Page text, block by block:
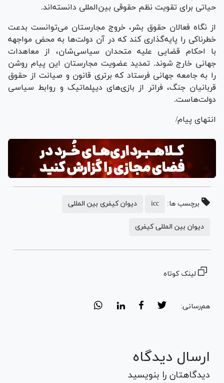
حیاتی برای تقویت نظم حقوقی بین‌المللی دانسته‌اند.
از نگاه فعالان حقوق بشر، خروج مجارستان می‌توانست بدعت
خطرناکی را پایه‌گذاری کند که در آن دولت‌ها به محض مواجهه
با احکام قضایی علیه متحدان سیاسی‌شان، از معاهدات
جهانی خارج شوند. تمدید عضویت مجارستان این پیام روشن
را به جامعه جهانی فرستاد که برتری قانون و صیانت از حقوق
قربانیان جنگ، فراتر از بازی‌های دیپلماتیک و روابط سیاسی
دولت‌هاست.
انتهای پیام/
برچسب ها: icc دیوان کیفری بین المللی
دیوان بین المللی کیفری
لینک کوتاه
هم‌رسانی:
ارسال دیدگاه
دیدگاهتان را بنویسید